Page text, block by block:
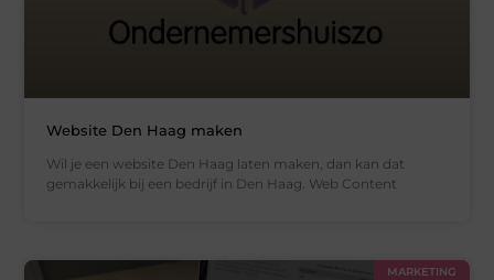
Website Den Haag maken
Wil je een website Den Haag laten maken, dan kan dat
gemakkelijk bij een bedrijf in Den Haag. Web Content
MARKETING